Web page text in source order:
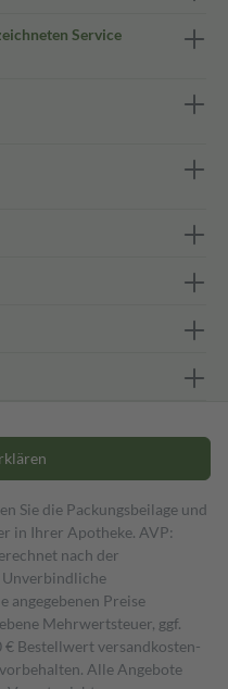
Service
Sie die Packungsbeilage und
in Ihrer Apotheke. AVP:
nach der
angegebenen Preise
Mehrwertsteuer, ggf.
€ Bestell­wert versand­kosten­
Alle Angebote